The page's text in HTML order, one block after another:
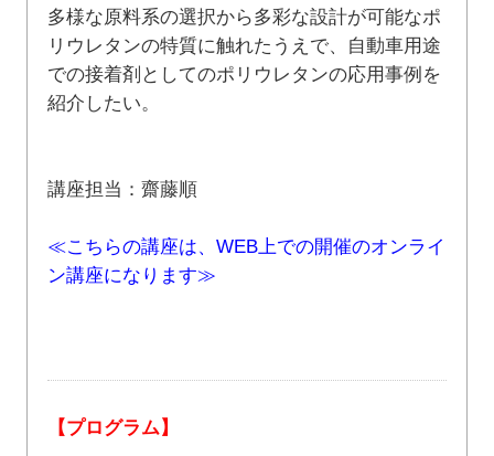
多様な原料系の選択から多彩な設計が可能なポ
リウレタンの特質に触れたうえで、自動車用途
での接着剤としてのポリウレタンの応用事例を
紹介したい。
講座担当：齋藤順
≪こちらの講座は、WEB上での開催のオンライ
ン講座になります≫
【プログラム】